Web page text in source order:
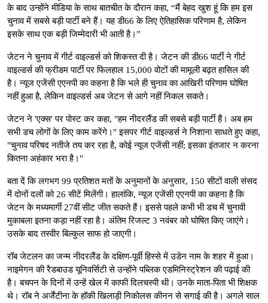
के बाद उन्होंने मीडिया के साथ बातचीत के दौरान कहा, “मैं बेहद खुश हूं कि हम इस
चुनाव में सबसे बड़ी पार्टी बने हैं। यह डी66 के लिए ऐतिहासिक परिणाम है, लेकिन
इसके साथ एक बड़ी जिम्मेदारी भी आती है।”
जेटन ने चुनाव में गीर्ट वाइल्डर्स को शिकस्त दी है। जेटन की डी66 पार्टी ने गीर्ट
वाइल्डर्स की फ्रीडम पार्टी पर फिलहाल 15,000 वोटों की मामूली बढ़त हासिल की
है। न्यूज एजेंसी एएनपी का कहना है कि भले ही चुनाव का आखिरी परिणाम घोषित
नहीं हुआ है, लेकिन वाइल्डर्स अब जेटन से आगे नहीं निकल सकते।
जेटन ने 'एक्स' पर पोस्ट कर कहा, "हम नीदरलैंड की सबसे बड़ी पार्टी हैं। अब हम
सभी डच लोगों के लिए काम करेंगे।" इसपर गीर्ट वाइल्डर्स ने निशाना साधते हुए कहा,
"चुनाव परिषद नतीजे तय कर रहा है, कोई न्यूज एजेंसी नहीं; इसका इंतजार न करना
कितना अहंकार भरा है।"
बता दें कि लगभग 99 प्रतिशत मतों के अनुमानों के अनुसार, 150 सीटों वाली संसद
में दोनों दलों को 26 सीटें मिलेंगी। हालांकि, न्यूज एजेंसी एएनपी का कहना है कि
जेटन के मध्यमार्गी 27वीं सीट जीत सकते हैं। इससे पहले कभी भी डच में चुनावी
मुकाबला इतना कड़ा नहीं रहा है। अंतिम रिजल्ट 3 नवंबर को घोषित किए जाएंगे।
उसके बाद तस्वीर बिल्कुल साफ हो जाएगी।
रॉब जेटलन का जन्म नीदरलैंड के दक्षिण-पूर्वी हिस्से में उडेन नाम के शहर में हुआ।
नाइमेगन की रैडबाउड यूनिवर्सिटी से उन्होंने पब्लिक एडमिनिस्ट्रेशन की पढ़ाई की
है। बचपन के दिनों में उन्हें खेल में काफी दिलचस्पी थी। उनके माता-पिता भी शिक्षक
थे। रॉब ने अर्जेंटीना के हॉकी खिलाड़ी निकोलस कीनन से सगाई की है। अगले साल